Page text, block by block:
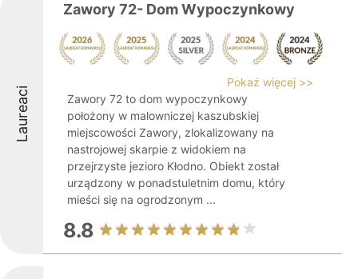
Laureaci
Zawory 72- Dom Wypoczynkowy
Pokaż więcej >>
Zawory 72 to dom wypoczynkowy
położony w malowniczej kaszubskiej
miejscowości Zawory, zlokalizowany na
nastrojowej skarpie z widokiem na
przejrzyste jezioro Kłodno. Obiekt został
urządzony w ponadstuletnim domu, który
mieści się na ogrodzonym ...
8.8